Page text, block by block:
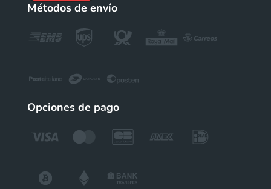
Métodos de envío
Opciones de pago